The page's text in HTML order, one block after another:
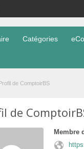
Catégories
de ComptoirBS
de
Membre